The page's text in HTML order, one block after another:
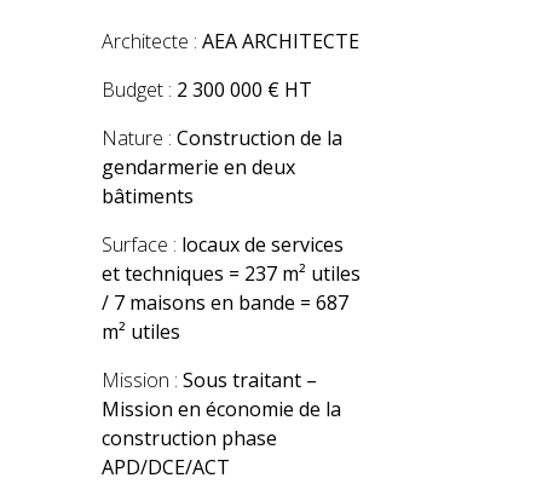
Architecte : AEA ARCHITECTE
Budget : 2 300 000 € HT
Nature : Construction de la
gendarmerie en deux
bâtiments
Surface : locaux de services
et techniques = 237 m² utiles
/ 7 maisons en bande = 687
m² utiles
Mission : Sous traitant –
Mission en économie de la
construction phase
APD/DCE/ACT